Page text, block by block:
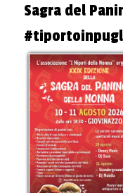
Sagra del